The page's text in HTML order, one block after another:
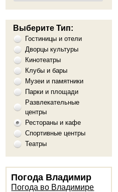
Выберите Тип:
Гостиницы и отели
Дворцы культуры
Кинотеатры
Клубы и бары
Музеи и памятники
Парки и площади
Развлекательные
центры
Рестораны и кафе
Спортивные центры
Театры
Погода Владимир
Погода во Владимире